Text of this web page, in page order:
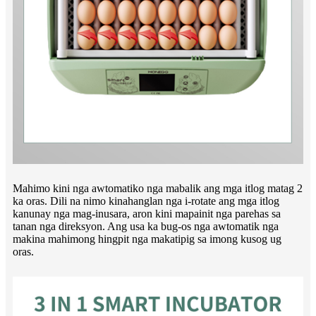
Mahimo kini nga awtomatiko nga mabalik ang mga itlog matag 2
ka oras. Dili na nimo kinahanglan nga i-rotate ang mga itlog
kanunay nga mag-inusara, aron kini mapainit nga parehas sa
tanan nga direksyon. Ang usa ka bug-os nga awtomatik nga
makina mahimong hingpit nga makatipig sa imong kusog ug
oras.